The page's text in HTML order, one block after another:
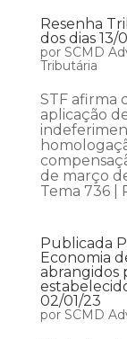
Resenha
dos dias
por SCMD
Tributária
STF afirma
aplicação
de março
Tema 736 |
Publicada
Economia
abrangidos
02/01/23
por SCMD